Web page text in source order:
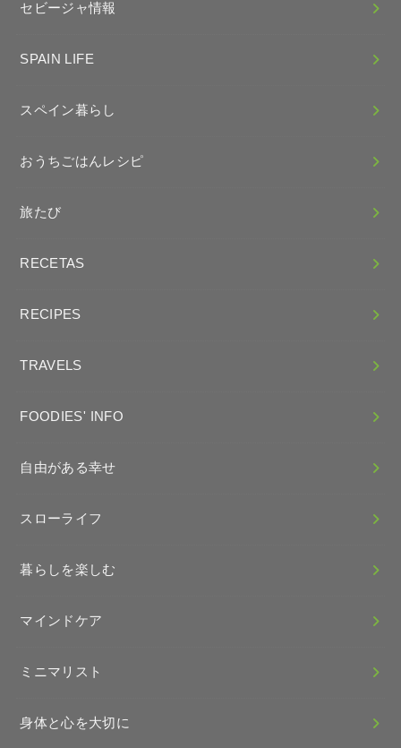
セビージャ情報
SPAIN LIFE
スペイン暮らし
おうちごはんレシピ
旅たび
RECETAS
RECIPES
TRAVELS
FOODIES' INFO
自由がある幸せ
スローライフ
暮らしを楽しむ
マインドケア
ミニマリスト
身体と心を大切に